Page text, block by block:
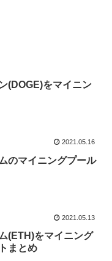
(DOGE)をマイニン
2021.05.16
のマイニングプール
2021.05.13
(ETH)をマイニング
まとめ